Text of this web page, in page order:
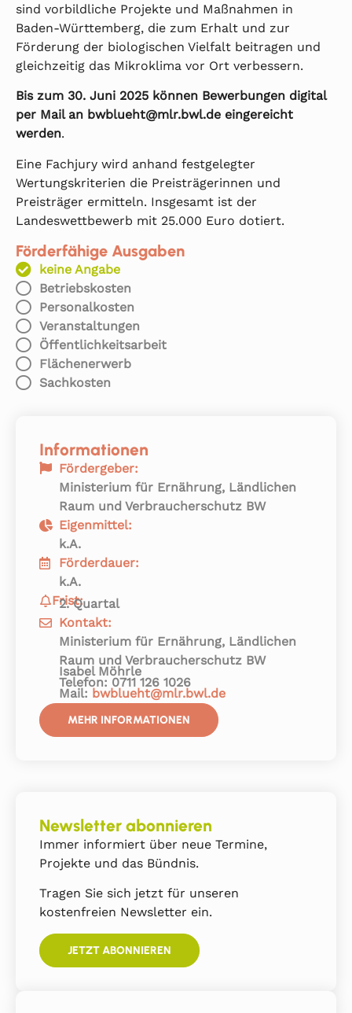
sind vorbildliche Projekte und Maßnahmen in
Baden-Württemberg, die zum Erhalt und zur
Förderung der biologischen Vielfalt beitragen und
gleichzeitig das Mikroklima vor Ort verbessern.
Bis zum 30. Juni 2025 können Bewerbungen digital
per Mail an bwblueht@mlr.bwl.de eingereicht
werden.
Eine Fachjury wird anhand festgelegter
Wertungskriterien die Preisträgerinnen und
Preisträger ermitteln. Insgesamt ist der
Landeswettbewerb mit 25.000 Euro dotiert.
Förderfähige Ausgaben
keine Angabe
Betriebskosten
Personalkosten
Veranstaltungen
Öffentlichkeitsarbeit
Flächenerwerb
Sachkosten
Informationen
Fördergeber:
Ministerium für Ernährung, Ländlichen
Raum und Verbraucherschutz BW
Eigenmittel:
k.A.
Förderdauer:
k.A.
Frist:
2. Quartal
Kontakt:
Ministerium für Ernährung, Ländlichen
Raum und Verbraucherschutz BW
Isabel Möhrle
Telefon: 0711 126 1026
Mail: bwblueht@mlr.bwl.de
MEHR INFORMATIONEN
Newsletter abonnieren
Immer informiert über neue Termine,
Projekte und das Bündnis.
Tragen Sie sich jetzt für unseren
kostenfreien Newsletter ein.
JETZT ABONNIEREN